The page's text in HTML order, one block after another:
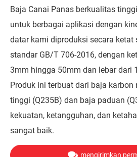
Baja Canai Panas berkualitas
untuk berbagai aplikasi dengan
datar kami diproduksi secara ketat
standar GB/T 706-2016, dengan
3mm hingga 50mm dan lebar dari
Produk ini terbuat dari baja karbon
tinggi (Q235B) dan baja paduan
kekuatan, ketangguhan, dan
sangat baik.
mengirimkan